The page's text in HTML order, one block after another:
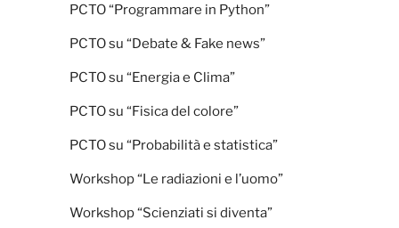
PCTO “Programmare in Python”
PCTO su “Debate & Fake news”
PCTO su “Energia e Clima”
PCTO su “Fisica del colore”
PCTO su “Probabilità e statistica”
Workshop “Le radiazioni e l’uomo”
Workshop “Scienziati si diventa”